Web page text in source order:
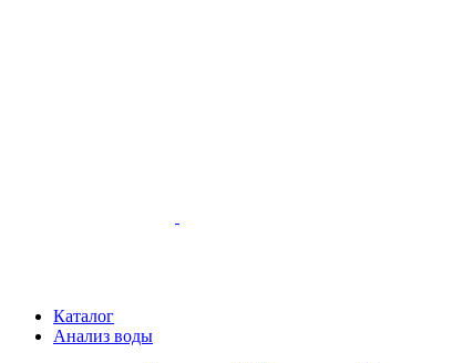
Каталог
Анализ воды